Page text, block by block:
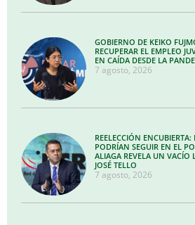
GOBIERNO DE KEIKO
RECUPERAR EL EMPLEO
EN CAÍDA DESDE LA
7 agosto, 2026
REELECCIÓN
PODRÍAN SEGUIR EN EL
ALIAGA REVELA UN VACÍO
JOSÉ TELLO
7 agosto, 2026